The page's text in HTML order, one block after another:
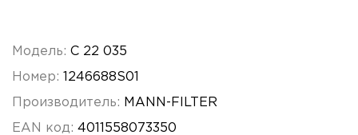
Модель: C 22 035
Номер: 1246688S01
Производитель: MANN-FILTER
EAN код: 4011558073350